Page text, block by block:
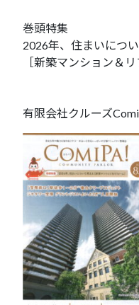
巻頭特集
2026年、住まいにつ
［新築マンション＆リ
有限会社クルーズ